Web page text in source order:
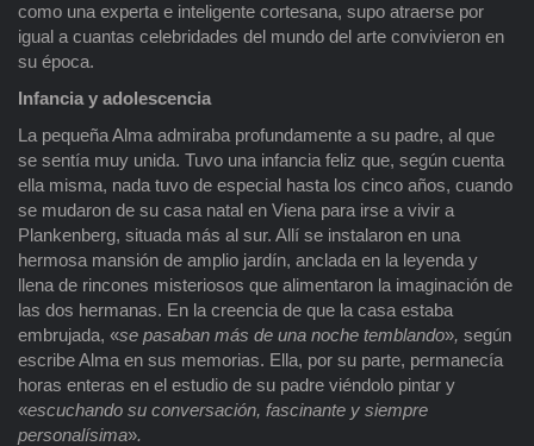
como una experta e inteligente cortesana, supo atraerse por
igual a cuantas celebridades del mundo del arte convivieron en
su época.
Infancia y adolescencia
La pequeña Alma admiraba profundamente a su padre, al que
se sentía muy unida. Tuvo una infancia feliz que, según cuenta
ella misma, nada tuvo de especial hasta los cinco años, cuando
se mudaron de su casa natal en Viena para irse a vivir a
Plankenberg, situada más al sur. Allí se instalaron en una
hermosa mansión de amplio jardín, anclada en la leyenda y
llena de rincones misteriosos que alimentaron la imaginación de
las dos hermanas. En la creencia de que la casa estaba
embrujada, «se pasaban más de una noche temblando», según
escribe Alma en sus memorias. Ella, por su parte, permanecía
horas enteras en el estudio de su padre viéndolo pintar y
«escuchando su conversación, fascinante y siempre
personalísima».